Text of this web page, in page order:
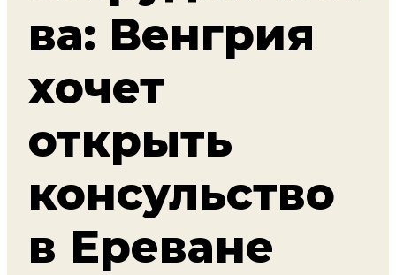
ва: Венгрия
хочет
открыть
консульство
в Ереване